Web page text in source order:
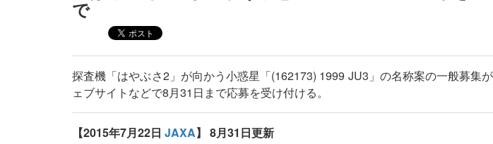
で
探査機「はやぶさ2」が向かう小惑星「(162173) 1999 JU3」の名称案の一般募集
ェブサイトなどで8月31日まで応募を受け付ける。
【2015年7月22日 JAXA】 8月31日更新